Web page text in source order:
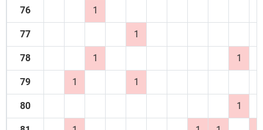
76 1
77 1
78 1 1
79 1 1
80 1